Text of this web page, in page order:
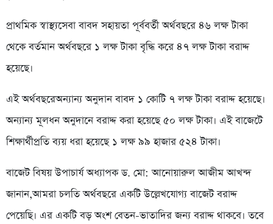
প্রাথমিক স্বাস্থ্যসেবা বাবদ সহায়তা পূর্ববর্তী অর্থবছরে ৪৬ লক্ষ টাকা
থেকে বর্তমান অর্থবছরে ১ লক্ষ টাকা বৃদ্ধি করে ৪৭ লক্ষ টাকা বরাদ্দ
হয়েছে।
এই অর্থবছরেঅন্যান্য অনুদান বাবদ ১ কোটি ৭ লক্ষ টাকা বরাদ্দ হয়েছে।
অন্যান্য মূলধন অনুদানে বরাদ্দ করা হয়েছে ৫০ লক্ষ টাকা। এই বাজেটে
শিক্ষার্থীপ্রতি ব্যয় ধরা হয়েছে ১ লক্ষ ৯৯ হাজার ৫২৪ টাকা।
বাজেট বিষয় উপাচার্য অধ্যাপক ড. মো: আনোয়ারুল আজীম আখন্দ
জানান,আমরা চলতি অর্থবছরে একটি উল্লেখযোগ্য বাজেট বরাদ্দ
পেয়েছি। এর একটি বড় অংশ বেতন-ভাতাদির জন্য বরাদ্দ থাকবে। তবে